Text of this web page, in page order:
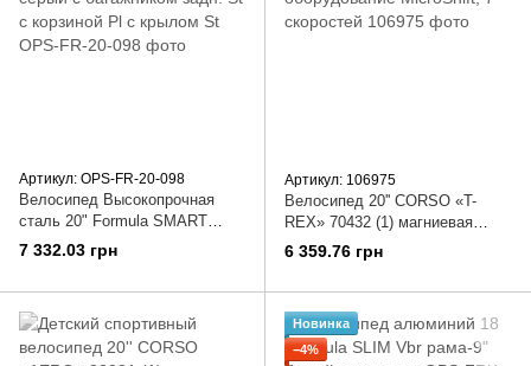
Артикул: OPS-FR-20-098
Велосипед Высокопрочная
сталь 20" Formula SMART
рама-13" серый с багажником
задн. St с корзиной Pl с
7 332.03 грн
Артикул: 106975
Велосипед 20'' CORSO «T-
REX» 70432 (1) магниевая
рама, оборудование MicroShift,
7 скоростей
6 359.76 грн
Новинка
−4%